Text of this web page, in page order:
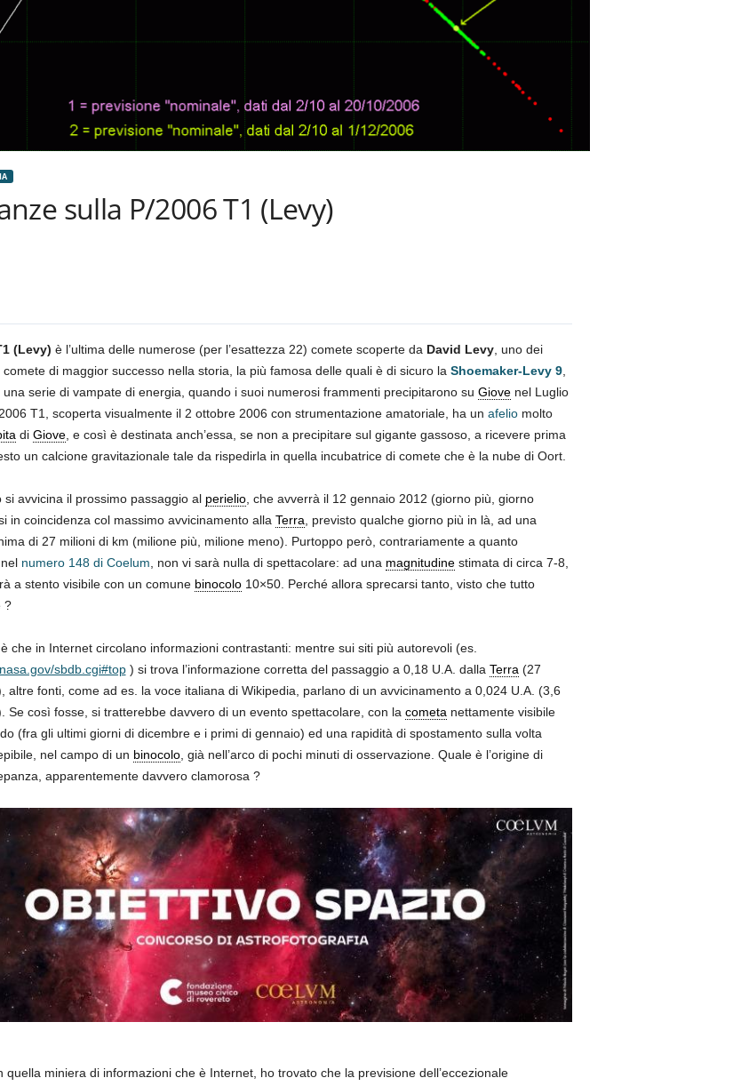
sulla P/2006 T1 (Levy)
(Levy) è l’ultima delle numerose (per l’esattezza 22) comete scoperte da David Levy, uno dei
di maggior successo nella storia, la più famosa delle quali è di sicuro la Shoemaker-Levy 9,
serie di vampate di energia, quando i suoi numerosi frammenti precipitarono su Giovenel Luglio
T1, scoperta visualmente il 2 ottobre 2006 con strumentazione amatoriale, ha un afeliomolto
di Giove, e così è destinata anch’essa, se non a precipitare sul gigante gassoso, a ricevere prima
un calcione gravitazionale tale da rispedirla in quella incubatrice di comete che è la nube di Oort.
si avvicina il prossimo passaggio al perielio, che avverrà il 12 gennaio 2012 (giorno più, giorno
in coincidenza col massimo avvicinamento alla Terra , previsto qualche giorno più in là, ad una
di 27 milioni di km (milione più, milione meno). Purtoppo però, contrariamente a quanto
numero 148 di Coelum , non vi sarà nulla di spettacolare: ad una magnitudinestimata di circa 7-8,
a stento visibile con un comune binocolo10×50. Perché allora sprecarsi tanto, visto che tutto
?
che in Internet circolano informazioni contrastanti: mentre sui siti più autorevoli (es.
sbdb.cgi#top) si trova l’informazione corretta del passaggio a 0,18 U.A. dalla Terra (27
altre fonti, come ad es. la voce italiana di Wikipedia, parlano di un avvicinamento a 0,024 U.A. (3,6
Se così fosse, si tratterebbe davvero di un evento spettacolare, con la cometa nettamente visibile
(fra gli ultimi giorni di dicembre e i primi di gennaio) ed una rapidità di spostamento sulla volta
nel campo di un binocolo, già nell’arco di pochi minuti di osservazione. Quale è l’origine di
apparentemente davvero clamorosa ?
quella miniera di informazioni che è Internet, ho trovato che la previsione dell’eccezionale